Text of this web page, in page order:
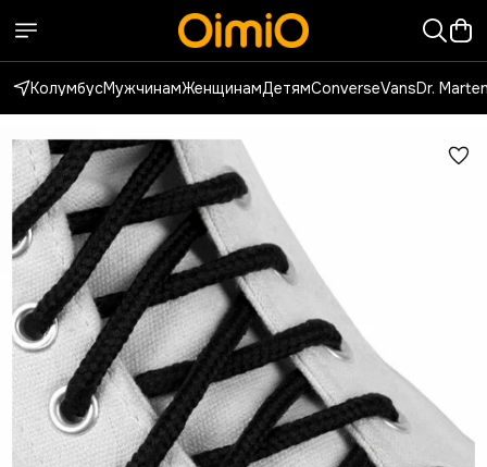
КолумбусМужчинамЖенщинамДетямConverseVansDr.